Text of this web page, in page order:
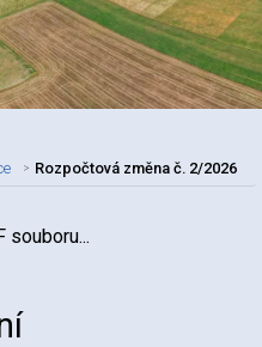
Rozpočtová změna č. 2/2026
souboru...